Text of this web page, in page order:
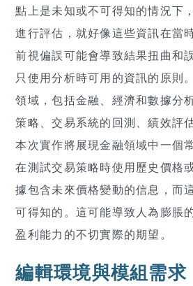
點上是未知或不可得知的情況下
進行評估，就好像這些資訊在當
前視偏誤可能會導致結果扭曲和
只使用分析時可用的資訊的原則
領域，包括金融、經濟和數據分
策略、交易系統的回測、績效評
本次實作將展現金融領域中一個
在測試交易策略時使用歷史價格
據包含未來價格變動的信息，而
可得知的。這可能導致人為膨脹
盈利能力的不切實際的期望。
編輯環境與模組需求